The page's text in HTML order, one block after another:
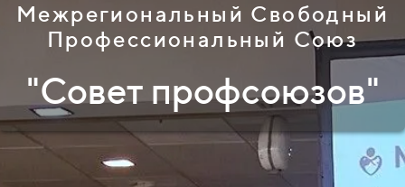
Межрегиональный Свободный
Профессиональный Союз
"Совет профсоюзов"